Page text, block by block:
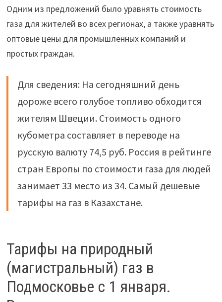
Одним из предложений было уравнять стоимость
газа для жителей во всех регионах, а также уравнять
оптовые цены для промышленных компаний и
простых граждан.
Для сведения: На сегодняшний день
дороже всего голубое топливо обходится
жителям Швеции. Стоимость одного
кубометра составляет в переводе на
русскую валюту 74,5 руб. Россия в рейтинге
стран Европы по стоимости газа для людей
занимает 33 место из 34. Самый дешевые
тарифы на газ в Казахстане.
Тарифы на природный
(магистральный) газ в
Подмосковье с 1 января.